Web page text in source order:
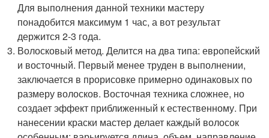
Для выполнения данной техники мастеру
понадобится максимум 1 час, а вот результат
держится 2-3 года.
Волосковый метод. Делится на два типа: европейский
и восточный. Первый менее труден в выполнении,
заключается в прорисовке примерно одинаковых по
размеру волосков. Восточная техника сложнее, но
создает эффект приближенный к естественному. При
нанесении краски мастер делает каждый волосок